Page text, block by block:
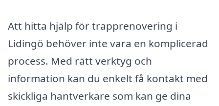
Att hitta hjälp för trapprenovering i
Lidingö behöver inte vara en komplicerad
process. Med rätt verktyg och
information kan du enkelt få kontakt med
skickliga hantverkare som kan ge dina